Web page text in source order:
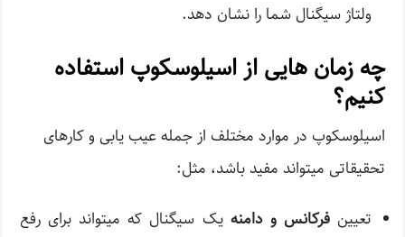
ولتاژ سیگنال شما را نشان دهد.
چه زمان هایی از اسیلوسکوپ استفاده
کنیم؟
اسیلوسکوپ در موارد مختلف از جمله عیب یابی و کارهای
تحقیقاتی میتواند مفید باشد، مثل:
تعیینفرکانس و دامنه یک سیگنال که میتواند برای رفع